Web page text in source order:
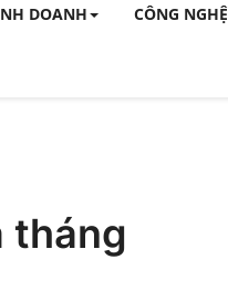
DOANH CÔNG NGHỆ
tháng